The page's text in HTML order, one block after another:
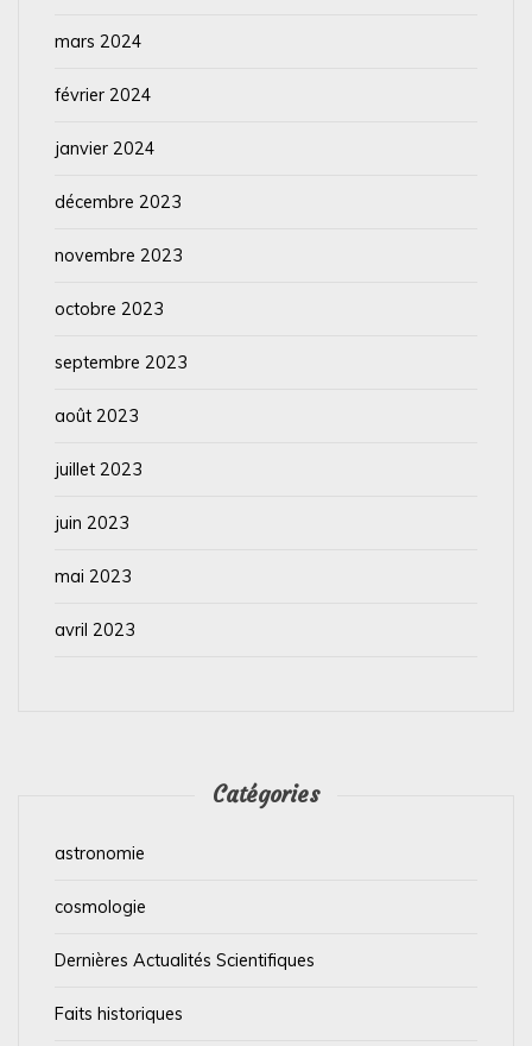
mars 2024
février 2024
janvier 2024
décembre 2023
novembre 2023
octobre 2023
septembre 2023
août 2023
juillet 2023
juin 2023
mai 2023
avril 2023
Catégories
astronomie
cosmologie
Dernières Actualités Scientifiques
Faits historiques